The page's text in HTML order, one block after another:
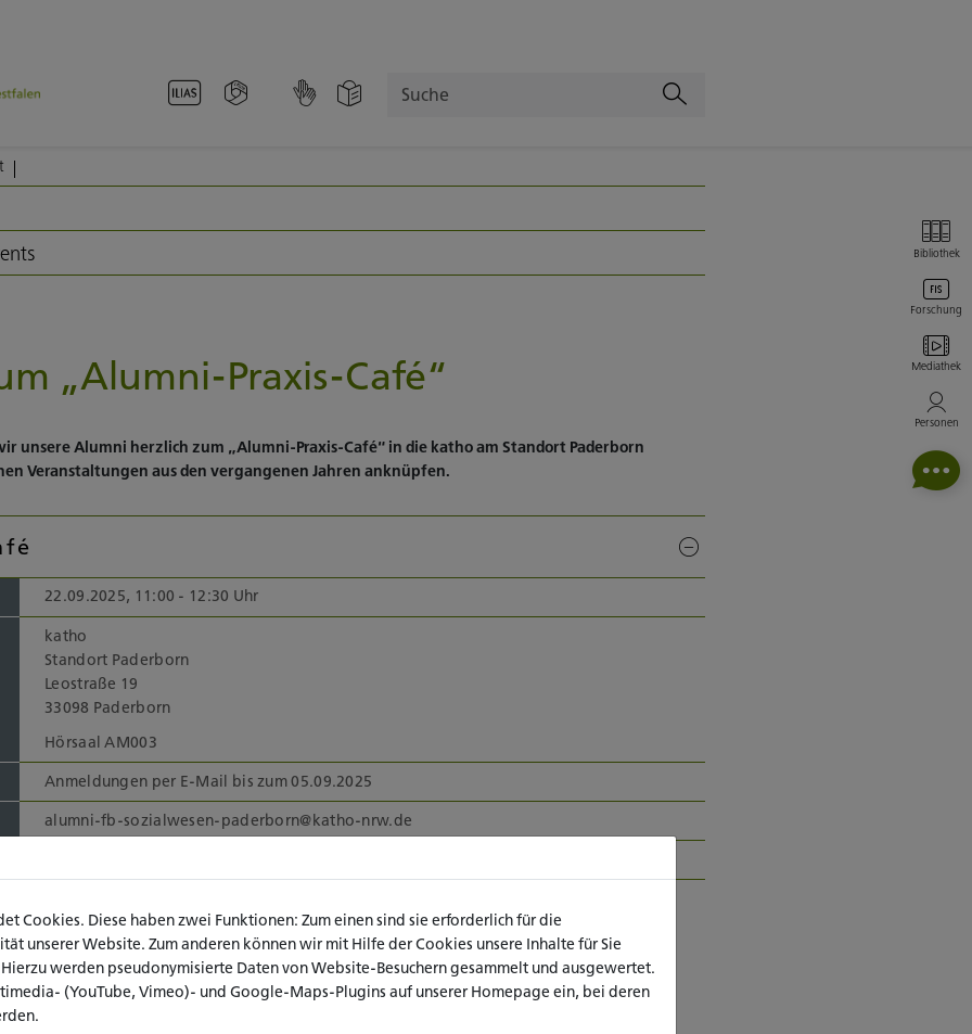
Suche
„Alumni-Praxis-Café“
unsere Alumni herzlich zum „Alumni-Praxis-Café“ in die katho am Standort Paderborn
Veranstaltungen aus den vergangenen Jahren anknüpfen.
22.09.2025, 11:00 - 12:30 Uhr
katho
Standort Paderborn
Leostraße 19
33098 Paderborn
Hörsaal AM003
Anmeldungen per E-Mail bis zum 05.09.2025
alumni-fb-sozialwesen-paderborn@katho-nrw.de
Termin im Kalender speichern
Bibliothek
Forschung
Mediathek
Personen
Cookies. Diese haben zwei Funktionen: Zum einen sind sie erforderlich für die
unserer Website. Zum anderen können wir mit Hilfe der Cookies unsere Inhalte für Sie
werden pseudonymisierte Daten von Website-Besuchern gesammelt und ausgewertet.
(YouTube, Vimeo)- und Google-Maps-Plugins auf unserer Homepage ein, bei deren